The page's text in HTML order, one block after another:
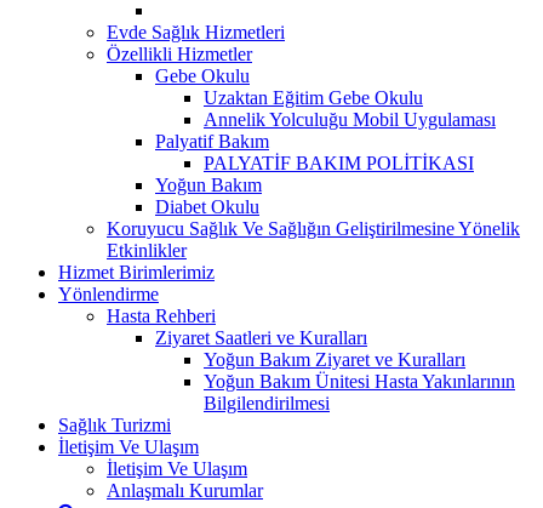
Evde Sağlık Hizmetleri
Özellikli Hizmetler
Gebe Okulu
Uzaktan Eğitim Gebe Okulu
Annelik Yolculuğu Mobil Uygulaması
Palyatif Bakım
PALYATİF BAKIM POLİTİKASI
Yoğun Bakım
Diabet Okulu
Koruyucu Sağlık Ve Sağlığın Geliştirilmesine Yönelik
Etkinlikler
Hizmet Birimlerimiz
Yönlendirme
Hasta Rehberi
Ziyaret Saatleri ve Kuralları
Yoğun Bakım Ziyaret ve Kuralları
Yoğun Bakım Ünitesi Hasta Yakınlarının
Bilgilendirilmesi
Sağlık Turizmi
İletişim Ve Ulaşım
İletişim Ve Ulaşım
Anlaşmalı Kurumlar